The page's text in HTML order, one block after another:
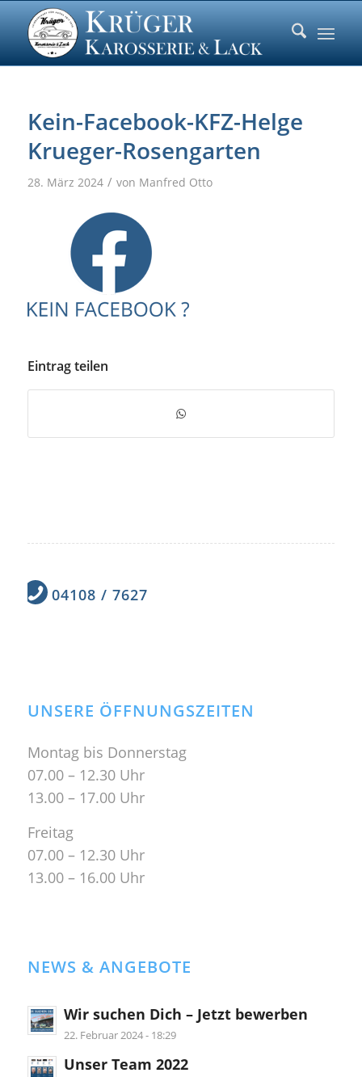
Kein-Facebook-KFZ-Helge
Krueger-Rosengarten
28. März 2024 / von Manfred Otto
Eintrag teilen
04108 / 7627
UNSERE ÖFFNUNGSZEITEN
Montag bis Donnerstag
07.00 – 12.30 Uhr
13.00 – 17.00 Uhr
Freitag
07.00 – 12.30 Uhr
13.00 – 16.00 Uhr
NEWS & ANGEBOTE
Wir suchen Dich – Jetzt bewerben
22. Februar 2024 - 18:29
Unser Team 2022